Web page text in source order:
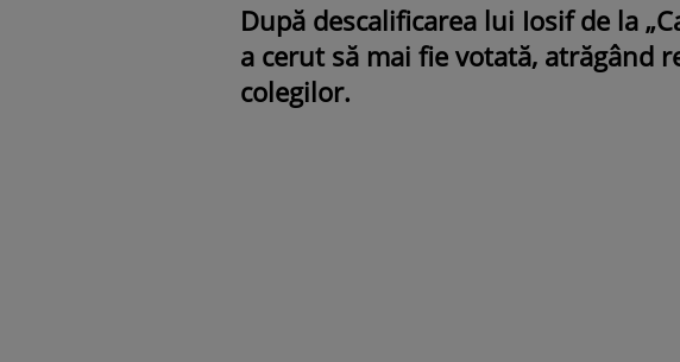
După descalificarea lui Iosif de la
a cerut să mai fie votată, atrăgând
colegilor.